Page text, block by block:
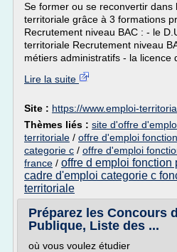
Se former ou se reconvertir dans
territoriale grâce à 3 formations
Recrutement niveau BAC : - le
territoriale Recrutement niveau
métiers administratifs - la licence
Lire la suite
Site : https://www.emploi-
Thèmes liés : site d'offre
territoriale / offre d'emploi
categorie c / offre d'emploi
france / offre d emploi fonction
cadre d'emploi categorie c
territoriale
Préparez les Concours
Publique, Liste des ...
où vous voulez étudier